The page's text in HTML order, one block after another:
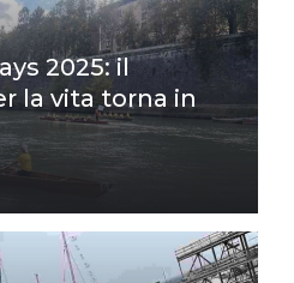
2025: il
la vita torna in